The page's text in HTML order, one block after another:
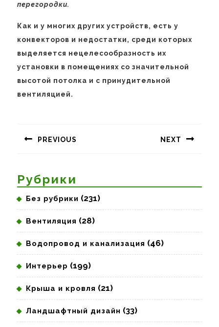
перегородки.
Как и у многих других устройств, есть у
конвекторов и недостатки, среди которых
выделяется нецелесообразность их
установки в помещениях со значительной
высотой потолка и с принудительной
вентиляцией.
записям
PREVIOUS NEXT
Рубрики
Без рубрики (231)
Вентиляция (28)
Водопровод и канализация (46)
Интерьер (199)
Крыша и кровля (21)
Ландшафтный дизайн (33)